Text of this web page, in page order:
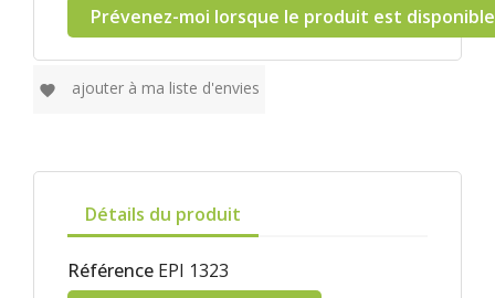
Prévenez-moi lorsque le produit est disponible
favorite ajouter à ma liste d'envies
Détails du produit
Référence EPI 1323